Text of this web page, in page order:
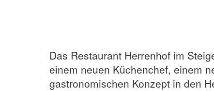
Das Restaurant Herrenhof im
einem neuen Küchenchef, einem
gastronomischen Konzept in den